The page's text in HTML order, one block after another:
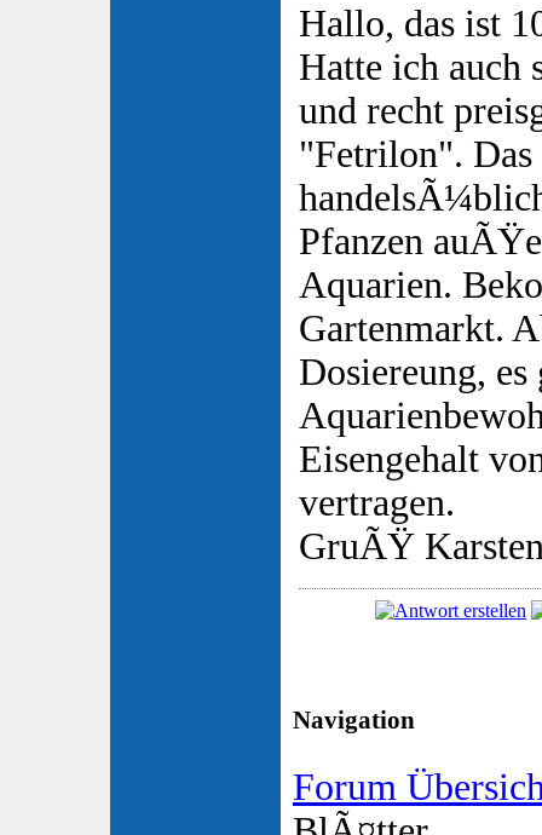
Hallo, das ist
Hatte ich auch
und recht
"Fetrilon". Das
Pfanzen
Aquarien.
Gartenmarkt.
Dosiereung,
Eisengehalt
vertragen.
GruÃŸ
Navigation
Forum